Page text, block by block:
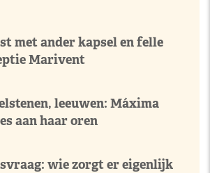
met ander kapsel en felle
Marivent
leeuwen: Máxima
aan haar oren
wie zorgt er eigenlijk